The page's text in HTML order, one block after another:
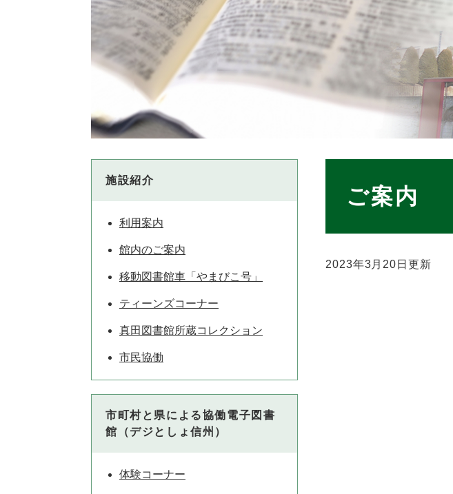
ご案内
2023年3月20日更新
施設紹介
利用案内
館内のご案内
移動図書館車「やまびこ号」
ティーンズコーナー
真田図書館所蔵コレクション
市民協働
市町村と県による協働電子図書
館（デジとしょ信州）
体験コーナー